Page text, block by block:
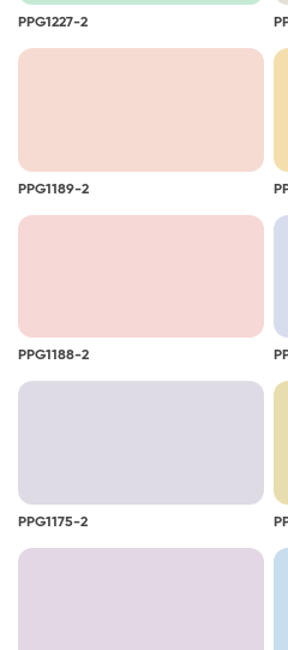
elveszítheti eredeti
kaphat. A sárgulás
festett felületeken is,
PPG1227-2
PPG1189-2
PPG1188-2
PPG1175-2